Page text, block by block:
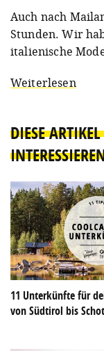
Auch nach
Stunden. Wir
italienische
Weiterlesen
DIESE
11 Unterkünfte für
von Südtirol bis